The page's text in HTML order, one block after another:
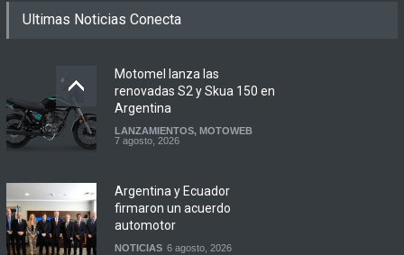
Ultimas Noticias Conecta
Motomel lanza las
renovadas S2 y Skua 150 en
Argentina
LANZAMIENTOS, MOTOWEB
7 agosto, 2026
Argentina y Ecuador
firmaron un acuerdo
automotor
NOTICIAS 6 agosto, 2026